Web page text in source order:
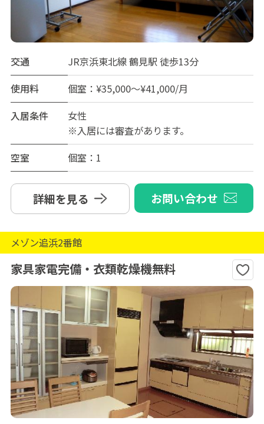
交通
JR京浜東北線 鶴見駅 徒歩13分
使用料
個室：¥35,000～¥41,000/月
入居条件
女性
※入居には審査があります。
空室
個室：1
詳細を見る お問い合わせ
メゾン追浜2番館
家具家電完備・衣類乾燥機無料